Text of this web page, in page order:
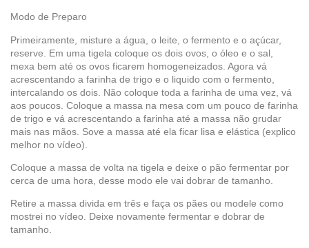
Modo de Preparo
Primeiramente, misture a água, o leite, o fermento e o açúcar,
reserve. Em uma tigela coloque os dois ovos, o óleo e o sal,
mexa bem até os ovos ficarem homogeneizados. Agora vá
acrescentando a farinha de trigo e o liquido com o fermento,
intercalando os dois. Não coloque toda a farinha de uma vez, vá
aos poucos. Coloque a massa na mesa com um pouco de farinha
de trigo e vá acrescentando a farinha até a massa não grudar
mais nas mãos. Sove a massa até ela ficar lisa e elástica (explico
melhor no vídeo).
Coloque a massa de volta na tigela e deixe o pão fermentar por
cerca de uma hora, desse modo ele vai dobrar de tamanho.
Retire a massa divida em três e faça os pães ou modele como
mostrei no vídeo. Deixe novamente fermentar e dobrar de
tamanho.